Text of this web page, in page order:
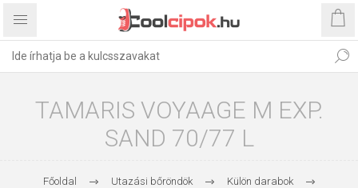
TAMARIS VOYAAGE M EXP.
SAND 70/77 L
Főoldal Utazási bőröndök Külön darabok